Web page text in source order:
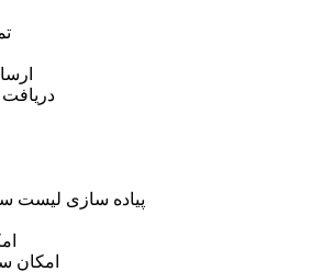
پیاده سازی لیست
امکان